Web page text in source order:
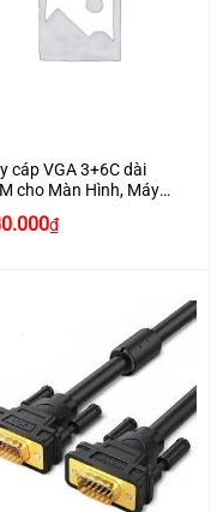
cáp VGA 3+6C dài
cho Màn Hình, Máy
Cao Cấp
₫